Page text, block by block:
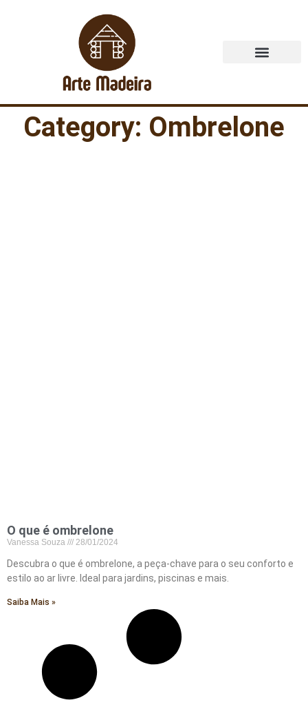
Category: Ombrelone
O que é ombrelone
Vanessa Souza 28/01/2024
Descubra o que é ombrelone, a peça-chave para o seu conforto e
estilo ao ar livre. Ideal para jardins, piscinas e mais.
Saiba Mais »